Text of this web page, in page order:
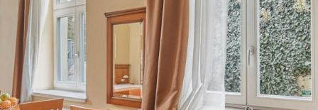
DIENSTLEISTUNG
KARLSBAD PLAATS
ÜBER UNS GALERIE